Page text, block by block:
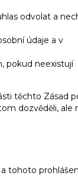
odvolat a
údaje a v
pokud neexistují
těchto Zásad
dozvěděli, ale
tohoto